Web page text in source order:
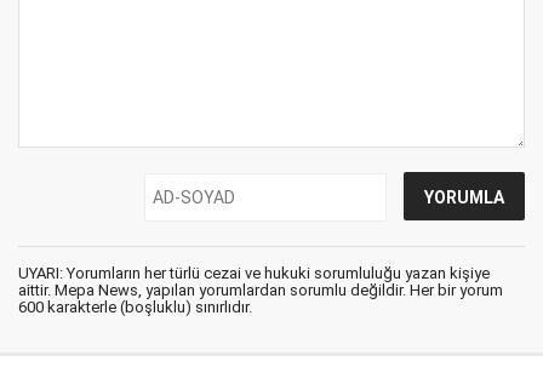
UYARI: Yorumların her türlü cezai ve hukuki sorumluluğu yazan kişiye
aittir. Mepa News, yapılan yorumlardan sorumlu değildir. Her bir yorum
600 karakterle (boşluklu) sınırlıdır.